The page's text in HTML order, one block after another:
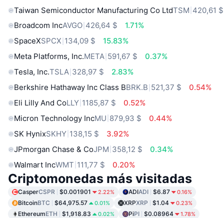
Taiwan Semiconductor Manufacturing Co LtdTSM 420,61 $
Broadcom IncAVGO 426,64 $
1.71%
SpaceXSPCX 134,09 $
15.83%
Meta Platforms, Inc.META 591,67 $
0.37%
Tesla, Inc.TSLA 328,97 $
2.83%
Berkshire Hathaway Inc Class BBRK.B 521,37 $
0.54%
Eli Lilly And CoLLY 1185,87 $
0.52%
Micron Technology IncMU 879,93 $
0.44%
SK HynixSKHY 138,15 $
3.92%
JPmorgan Chase & CoJPM 358,12 $
0.34%
Walmart IncWMT 111,77 $ 0.20%
Criptomonedas más visitadas
CasperCSPR $0.001901 2.22% ADIADI $6.87 0.16%
BitcoinBTC $64,975.57 0.01% XRPXRP $1.04 0.23%
EthereumETH $1,918.83 0.02% PiPI $0.08964 1.78%